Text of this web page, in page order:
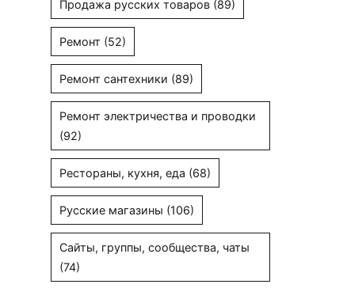
Продажа русских товаров (89)
Ремонт (52)
Ремонт сантехники (89)
Ремонт электричества и проводки
(92)
Рестораны, кухня, еда (68)
Русские магазины (106)
Сайты, группы, сообщества, чаты
(74)